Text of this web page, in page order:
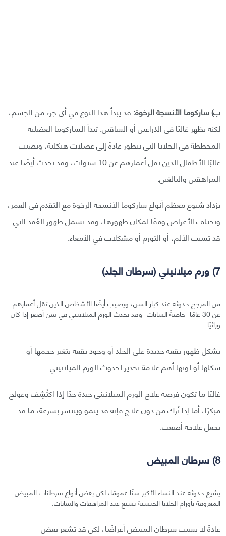
ب) ساركوما الأنسجة الرخوة: قد يبدأ هذا النوع في أي جزء من الجسم،
لكنه يظهر غالبًا في الذراعين أو الساقين. تبدأ الساركوما العضلية
المخططة في الخلايا التي تتطور عادةً إلى عضلات هيكلية، وتصيب
غالبًا الأطفال الذين تقل أعمارهم عن 10 سنوات، وقد تحدث أيضًا عند
المراهقين والبالغين.
يزداد شيوع معظم أنواع ساركوما الأنسجة الرخوة مع التقدم في العمر،
وتختلف الأعراض وفقًا لمكان ظهورها، وقد تشمل ظهور العُقد التي
قد تسبب الألم، أو التورم أو مشكلات في الأمعاء.
7) ورم ميلانيني (سرطان الجلد)
من المرجح حدوثه عند كبار السن، ويصيب أيضًا الأشخاص الذين تقل أعمارهم
عن 30 عامًا -خاصةً الشابات- وقد يحدث الورم الميلانيني في سن أصغر إذا كان
وراثيًا.
يشكل ظهور بقعة جديدة على الجلد أو وجود بقعة يتغير حجمها أو
شكلها أو لونها أهم علامة تحذير لحدوث الورم الميلانيني.
غالبًا ما تكون فرصة علاج الورم الميلانيني جيدة جدًا إذا اكتُشِف وعولج
مبكرًا، أما إذا تُرك من دون علاج فإنه قد ينمو وينتشر بسرعة، ما قد
يجعل علاجه أصعب.
8) سرطان المبيض
يشيع حدوثه عند النساء الأكبر سنًا عمومًا، لكن بعض أنواع سرطانات المبيض
المعروفة بأورام الخلايا الجنسية تشيع عند المراهقات والشابات.
عادةً لا يسبب سرطان المبيض أعراضًا، لكن قد تشعر بعض